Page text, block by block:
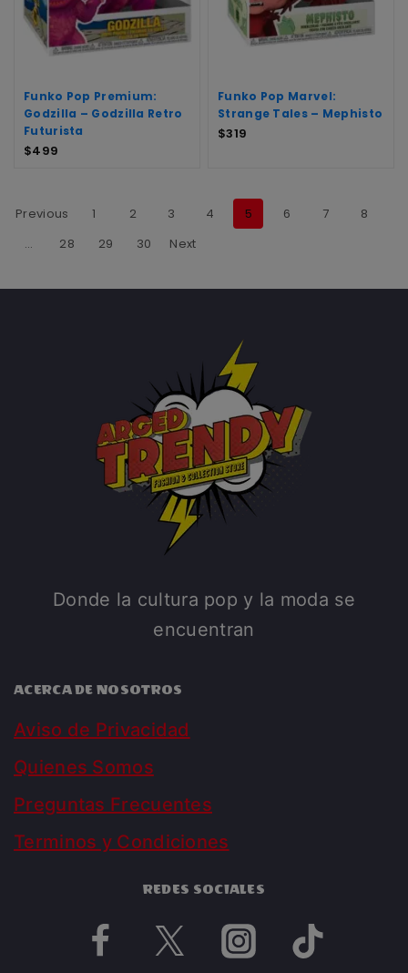
Funko Pop Premium:
Godzilla – Godzilla Retro
Futurista
$499
Funko Pop Marvel:
Strange Tales – Mephisto
$319
Previous 1 2 3 4 5 6 7
8
…
28 29 30 Next
Donde la cultura pop y la moda se
encuentran
ACERCA DE NOSOTROS
Aviso de Privacidad
Quienes Somos
Preguntas Frecuentes
Terminos y Condiciones
REDES SOCIALES